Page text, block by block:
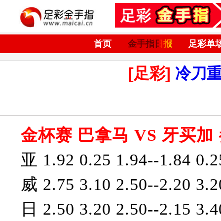
首页 金手指日报 足彩单
[足彩] 冷刀
金杯赛 巴拿马 VS 牙买加
亚 1.92 0.25 1.94--1.84
威 2.75 3.10 2.50--2.20
日 2.50 3.20 2.50--2.15